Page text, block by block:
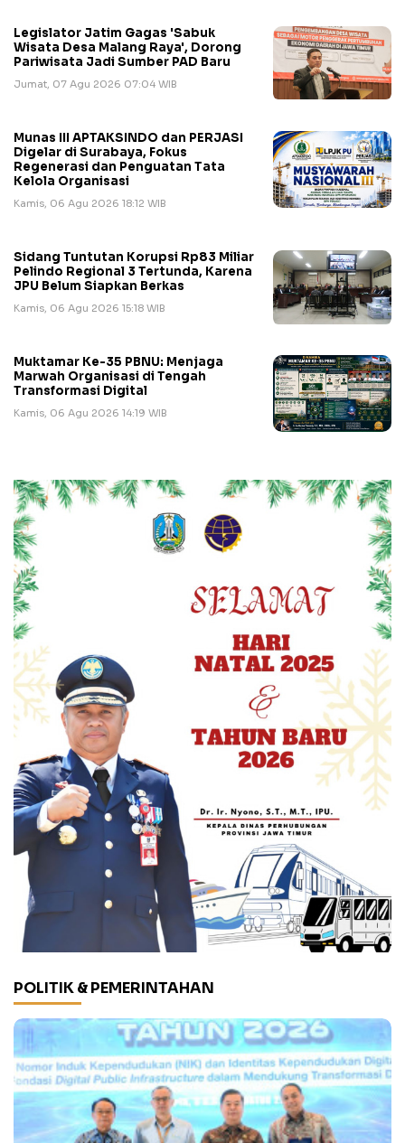
Legislator Jatim Gagas 'Sabuk
Wisata Desa Malang Raya', Dorong
Pariwisata Jadi Sumber PAD Baru
Jumat, 07 Agu 2026 07:04 WIB
Munas III APTAKSINDO dan PERJASI
Digelar di Surabaya, Fokus
Regenerasi dan Penguatan Tata
Kelola Organisasi
Kamis, 06 Agu 2026 18:12 WIB
Sidang Tuntutan Korupsi Rp83 Miliar
Pelindo Regional 3 Tertunda, Karena
JPU Belum Siapkan Berkas
Kamis, 06 Agu 2026 15:18 WIB
Muktamar Ke-35 PBNU: Menjaga
Marwah Organisasi di Tengah
Transformasi Digital
Kamis, 06 Agu 2026 14:19 WIB
POLITIK & PEMERINTAHAN